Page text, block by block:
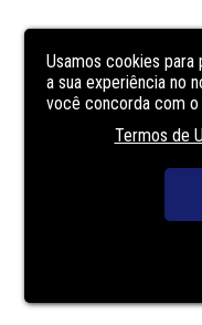
Usamos cookies
a sua experiência no
você concorda com o
Termos de